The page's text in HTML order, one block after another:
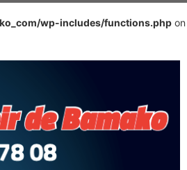
wp-includes/functions.php on